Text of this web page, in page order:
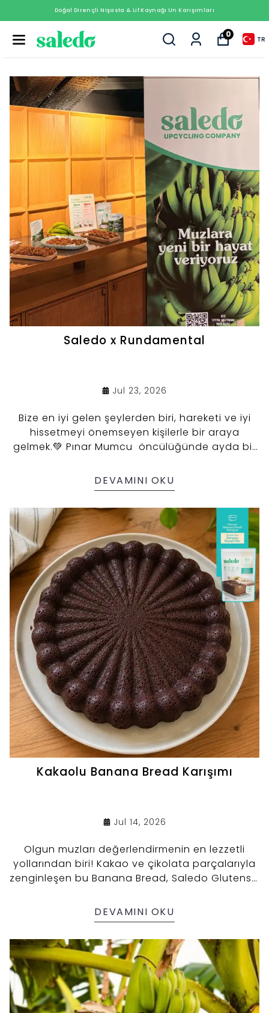
Doğal Dirençli Nişasta & Lif Kaynağı Un Karışımları
0
TR
Saledo x Rundamental
Jul 23, 2026
Bize en iyi gelen şeylerden biri, hareketi ve iyi
hissetmeyi önemseyen kişilerle bir araya
gelmek.💚 Pınar Mumcu öncülüğünde ayda bir
RDMONLYOGA etkinliğinde yine birlikteydik.
Uludağ'ın zorlu parkurlarından yeni dönmüş,
6K'dan 70K'ya kadar farklı mesafeleri
tamamlamış herkes hafta sonunun
yorgunluğunu matın üzerinde bıraktı.
DEVAMINI OKU
Kakaolu Banana Bread Karışımı
Jul 14, 2026
Olgun muzları değerlendirmenin en lezzetli
yollarından biri! Kakao ve çikolata parçalarıyla
zenginleşen bu Banana Bread, Saledo Glutensiz
hazırlanır, yumuşacık dokusuyla sofraların yıldızı
olur. Doğal muz lezzeti ve yoğun kakao
aromasıyla her diliminde keyif sunar. İster
kahvaltıda ister çay saatinde sevdiklerinizle
paylaşabileceğiniz, tekrar tekrar yapmak
isteyeceğiniz bir tarif. 🍌🍫
DEVAMINI OKU